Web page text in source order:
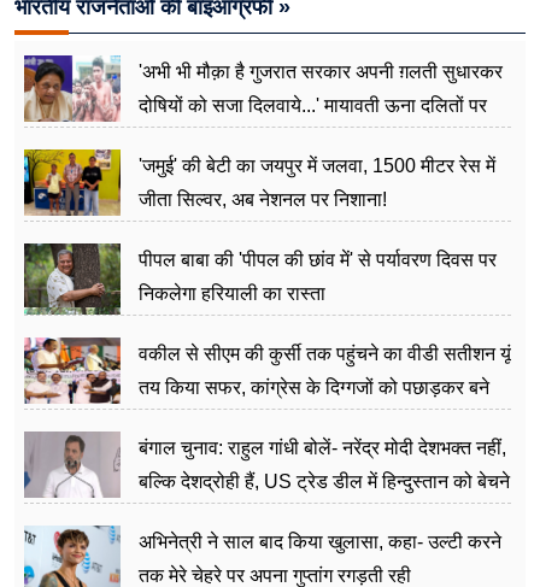
भारतीय राजनेताओं की बाइआग्रफी »
'अभी भी मौक़ा है गुजरात सरकार अपनी ग़लती सुधारकर
दोषियों को सजा दिलवाये...' मायावती ऊना दलितों पर
'जमुई' की बेटी का जयपुर में जलवा, 1500 मीटर रेस में
जीता सिल्वर, अब नेशनल पर निशाना!
पीपल बाबा की 'पीपल की छांव में' से पर्यावरण दिवस पर
निकलेगा हरियाली का रास्ता
वकील से सीएम की कुर्सी तक पहुंचने का वीडी सतीशन यूं
तय किया सफर, कांग्रेस के दिग्गजों को पछाड़कर बने
बंगाल चुनाव: राहुल गांधी बोलें- नरेंद्र मोदी देशभक्त नहीं,
बल्कि देशद्रोही हैं, US ट्रेड डील में हिन्दुस्तान को बेचने
अभिनेत्री ने साल बाद किया खुलासा, कहा- उल्टी करने
तक मेरे चेहरे पर अपना गुप्तांग रगड़ती रही